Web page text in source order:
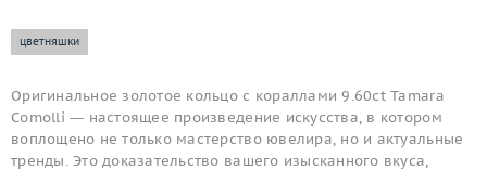
цветняшки
Оригинальное золотое кольцо с кораллами 9.60ct Tamara
Comolli — настоящее произведение искусства, в котором
воплощено не только мастерство ювелира, но и актуальные
тренды. Это доказательство вашего изысканного вкуса,